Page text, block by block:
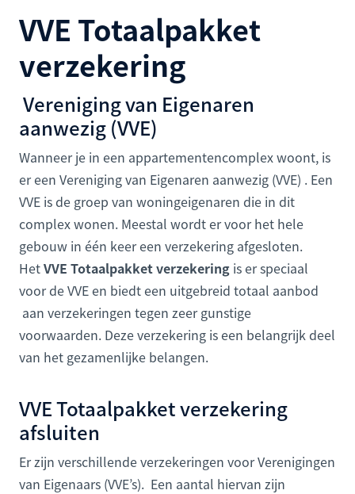
VVE Totaalpakket
verzekering
Vereniging van Eigenaren
aanwezig (VVE)
Wanneer je in een appartementencomplex woont, is
er een Vereniging van Eigenaren aanwezig (VVE) . Een
VVE is de groep van woningeigenaren die in dit
complex wonen. Meestal wordt er voor het hele
gebouw in één keer een verzekering afgesloten.
HetVVE Totaalpakket verzekering is er speciaal
voor de VVE en biedt een uitgebreid totaal aanbod
aan verzekeringen tegen zeer gunstige
voorwaarden. Deze verzekering is een belangrijk deel
van het gezamenlijke belangen.
VVE Totaalpakket verzekering
afsluiten
Er zijn verschillende verzekeringen voor Verenigingen
van Eigenaars (VVE’s). Een aantal hiervan zijn